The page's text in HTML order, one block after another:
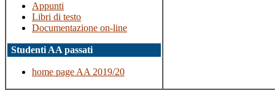
Appunti
Libri di testo
Documentazione on-line
Studenti AA passati
home page AA 2019/20